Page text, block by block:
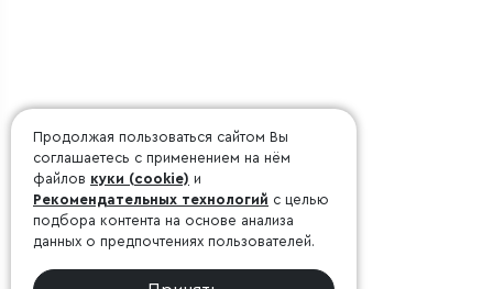
Продолжая пользоваться сайтом Вы
соглашаетесь с применением на нём
файлов куки (cookie) и
Рекомендательных технологий с целью
подбора контента на основе анализа
данных о предпочтениях пользователей.